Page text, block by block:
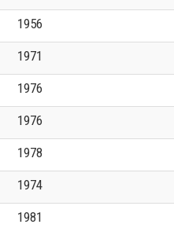
1956
1971
1976
1976
1978
1974
1981